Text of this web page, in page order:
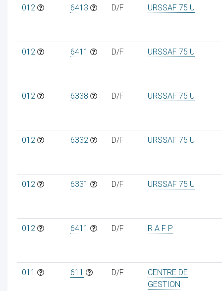
012 6413 D/F URSSAF 75 U
012 6411 D/F URSSAF 75 U
012 6338 D/F URSSAF 75 U
012 6332 D/F URSSAF 75 U
012 6331 D/F URSSAF 75 U
012 6411 D/F R A F P
011 611 D/F
CENTRE DE
GESTION